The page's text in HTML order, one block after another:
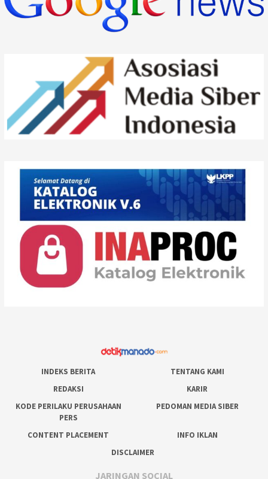
INDEKS BERITA
TENTANG KAMI
REDAKSI
KARIR
KODE PERILAKU PERUSAHAAN
PERS
PEDOMAN MEDIA SIBER
CONTENT PLACEMENT
INFO IKLAN
DISCLAIMER
JARINGAN SOCIAL